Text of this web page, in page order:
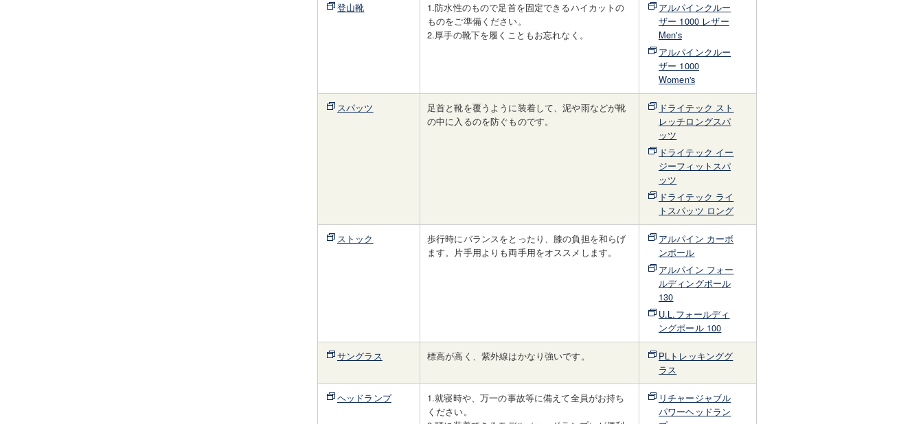
登山靴
1.防水性のもので足首を固定できるハイカットの
ものをご準備ください。
2.厚手の靴下を履くこともお忘れなく。
アルパインクルー
ザー 1000 レザー
Men's
アルパインクルー
ザー 1000
Women's
スパッツ
足首と靴を覆うように装着して、泥や雨などが靴
の中に入るのを防ぐものです。
ドライテック スト
レッチロングスパ
ッツ
ドライテック イー
ジーフィットスパ
ッツ
ドライテック ライ
トスパッツ ロング
ストック
歩行時にバランスをとったり、膝の負担を和らげ
ます。片手用よりも両手用をオススメします。
アルパイン カーボ
ンポール
アルパイン フォー
ルディングポール
130
U.L.フォールディ
ングポール 100
サングラス 標高が高く、紫外線はかなり強いです。
PLトレッキンググ
ラス
ヘッドランプ
1.就寝時や、万一の事故等に備えて全員がお持ち
ください。
リチャージャブル
パワーヘッドラン